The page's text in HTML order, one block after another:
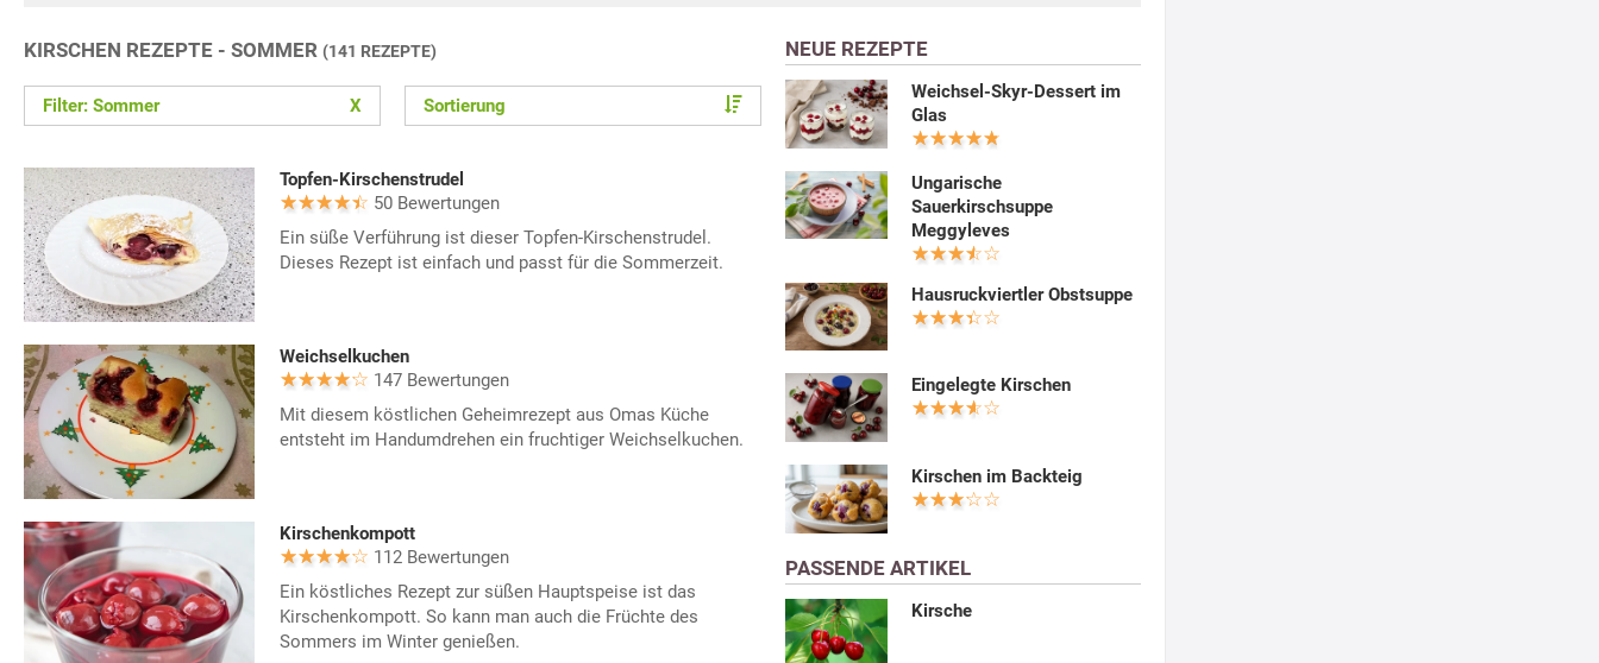
KIRSCHEN REZEPTE - SOMMER (141 REZEPTE)
Filter: Sommer X Sortierung
Topfen-Kirschenstrudel
50 Bewertungen
Ein süße Verführung ist dieser Topfen-Kirschenstrudel.
Dieses Rezept ist einfach und passt für die Sommerzeit.
Weichselkuchen
147 Bewertungen
Mit diesem köstlichen Geheimrezept aus Omas Küche
entsteht im Handumdrehen ein fruchtiger Weichselkuchen.
Kirschenkompott
112 Bewertungen
Ein köstliches Rezept zur süßen Hauptspeise ist das
Kirschenkompott. So kann man auch die Früchte des
Sommers im Winter genießen.
NEUE REZEPTE
Weichsel-Skyr-Dessert im
Glas
Ungarische
Sauerkirschsuppe
Meggyleves
Hausruckviertler Obstsuppe
Eingelegte Kirschen
Kirschen im Backteig
PASSENDE ARTIKEL
Kirsche